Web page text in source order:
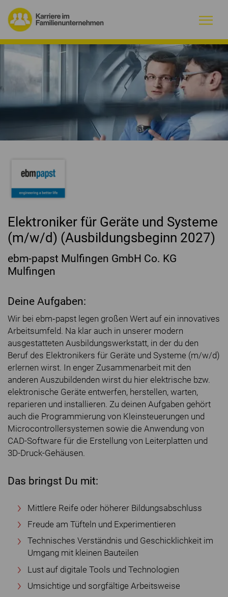
Warum Familienunternehmen?
Firmenprofile
Jobs
Magazin
Initiative
Kontakt
Elektroniker für Geräte und Systeme
(m/w/d) (Ausbildungsbeginn 2027)
ebm-papst Mulfingen GmbH Co. KG
Mulfingen
Deine Aufgaben:
Wir bei ebm‐papst legen großen Wert auf ein innovatives
Arbeitsumfeld. Na klar auch in unserer modern
ausgestatteten Ausbildungswerkstatt, in der du den
Beruf des Elektronikers für Geräte und Systeme (m/w/d)
erlernen wirst. In enger Zusammenarbeit mit den
anderen Auszubildenden wirst du hier elektrische bzw.
elektronische Geräte entwerfen, herstellen, warten,
reparieren und installieren. Zu deinen Aufgaben gehört
auch die Programmierung von Kleinsteuerungen und
Microcontrollersystemen sowie die Anwendung von
CAD-Software für die Erstellung von Leiterplatten und
3D-Druck-Gehäusen.
Das bringst Du mit:
Mittlere Reife oder höherer Bildungsabschluss
Freude am Tüfteln und Experimentieren
Technisches Verständnis und Geschicklichkeit im
Umgang mit kleinen Bauteilen
Lust auf digitale Tools und Technologien
Umsichtige und sorgfältige Arbeitsweise